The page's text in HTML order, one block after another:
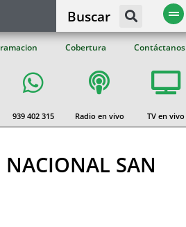
Buscar
Cobertura Contáctanos
939 402 315 Radio en vivo TV en vivo
SAN